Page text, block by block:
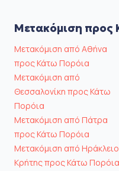
Μετακόμιση προς
Μετακόμιση από Αθήνα
προς Κάτω Πορόια
Μετακόμιση από
Θεσσαλονίκη προς Κάτω
Πορόια
Μετακόμιση από Πάτρα
προς Κάτω Πορόια
Μετακόμιση από Ηράκλειο
Κρήτης προς Κάτω Πορόια